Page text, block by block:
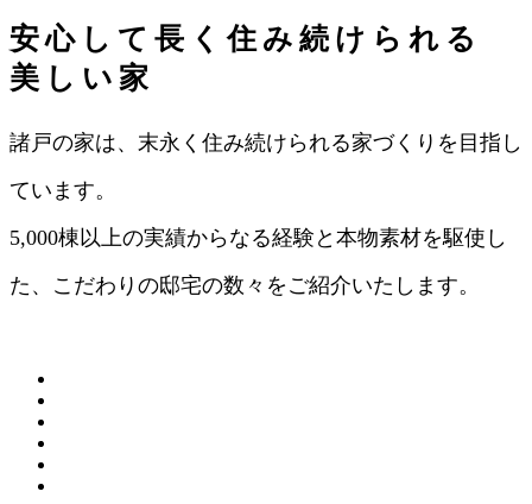
安心して長く住み続けられる
美しい家
諸戸の家は、末永く住み続けられる家づくりを目指し
ています。
5,000棟以上の実績からなる経験と本物素材を駆使し
た、こだわりの邸宅の数々をご紹介いたします。